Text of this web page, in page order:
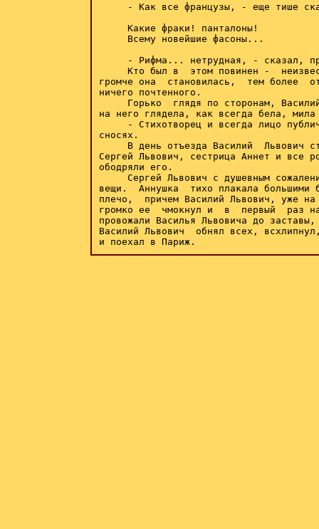
- Как все французы, - еще тише
     Какие фраки! панталоны!
     Всему новейшие фасоны...
- Рифма... нетрудная, - сказал,
Кто был в  этом повинен -
громче она  становилась,  тем более
ничего почтенного.
Горько  глядя по сторонам,
на него глядела, как всегда бела,
- Стихотворец и всегда лицо
сносях.
В день отъезда Василий  Львович
Сергей Львович, сестрица Аннет и все
ободряли его.
Сергей Львович с душевным
вещи.  Аннушка  тихо плакала большими
плечо,  причем Василий Львович, уже на
громко ее  чмокнул и  в  первый  раз
провожали Василья Львовича до
Василий Львович  обнял всех,